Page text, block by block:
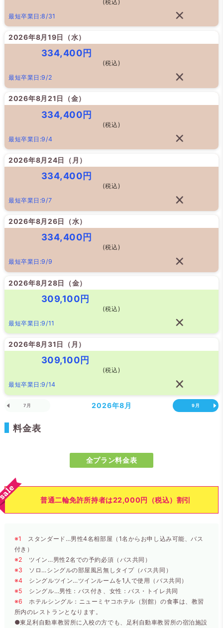
(税込)
最短卒業日:8/31
2026年8月19日（水）
334,400円
(税込)
最短卒業日:9/2
2026年8月21日（金）
334,400円
(税込)
最短卒業日:9/4
2026年8月24日（ 月 ）
334,400円
(税込)
最短卒業日:9/7
2026年8月26日（水）
334,400円
(税込)
最短卒業日:9/9
2026年8月28日（金）
309,100円
(税込)
最短卒業日:9/11
2026年8月31日（ 月 ）
309,100円
(税込)
最短卒業日:9/14
7月 2026年8月 9月
料金表
全プラン料金表
普通二輪免許所持者は22,000円（税込）割引
※1
スタンダード…男性4名相部屋（1名からお申し込み可能、バス
付き）
※2
ツイン…男性2名での予約必須（バス共同）
※3
ソロ…シングルの部屋風呂無しタイプ（バス共同）
※4 シングルツイン…ツインルームを1人で使用（バス共同）
※5
シングル…男性：バス付き、女性：バス・トイレ共同
※6
ホテルシングル：ニューミヤコホテル（別館）の食事は、教習
所内のレストランとなります。
●東足利自動車教習所に入校の方でも、足利自動車教習所の宿泊施設